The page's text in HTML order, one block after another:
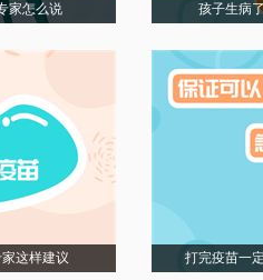
家怎么说 孩子生病
这样建议 打完疫苗一